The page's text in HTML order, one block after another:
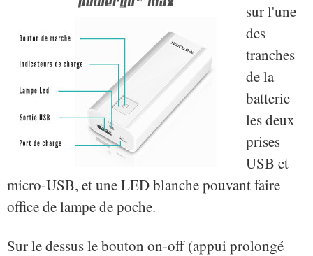
sur l'une
des
tranches
de la
batterie
les deux
prises
USB et
micro-USB, et une LED blanche pouvant faire
office de lampe de poche.
Sur le dessus le bouton on-off (appui prolongé